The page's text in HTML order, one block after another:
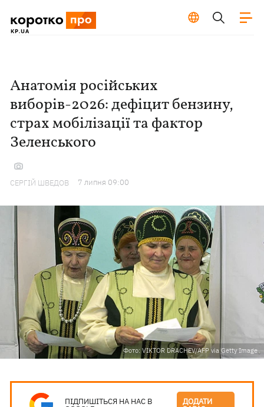
Анатомія російських
виборів-2026: дефіцит бензину,
страх мобілізації та фактор
Зеленського
СЕРГІЙ ШВЕДОВ 7 липня 09:00
Фото: VIKTOR DRACHEV/AFP via Getty Image
ПІДПИШІТЬСЯ НА НАС В ДОДАТИ